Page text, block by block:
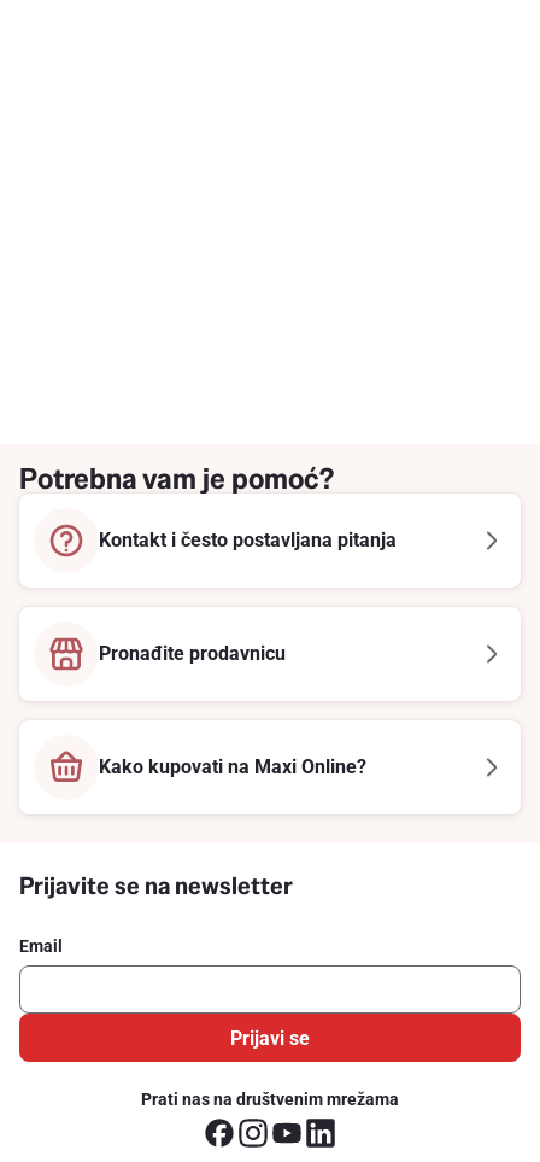
Potrebna vam je pomoć?
Kontakt i često postavljana pitanja
Pronađite prodavnicu
Kako kupovati na Maxi Online?
Prijavite se na newsletter
Email
Prijavi se
Prati nas na društvenim mrežama